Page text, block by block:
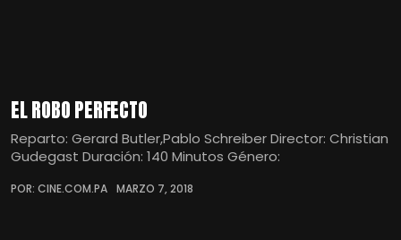
EL ROBO PERFECTO
Reparto: Gerard Butler,Pablo Schreiber Director: Christian
Gudegast Duración: 140 Minutos Género:
POR: CINE.COM.PA MARZO 7, 2018